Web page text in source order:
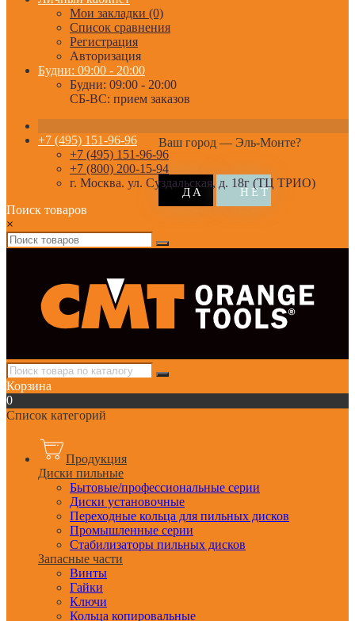
Мои закладки (0)
Список сравнения
Регистрация
Авторизация
Будни: 09:00 - 20:00
Будни: 09:00 - 20:00
СБ-ВС: прием заказов
Ваш город — Эль-Монте?
+7 (495) 151-96-96
+7 (495) 151-96-96
+7 (800) 200-15-94
г. Москва. ул. Суздальская, д. 18г (ТЦ ТРИО)
Поиск товаров
×
Корзина
0
Список категорий
Продукция
Диски пильные
Бытовые/профессиональные серии
Диски установочные
Переходные кольца для пильных дисков
Промышленные серии
Стабилизаторы пильных дисков
Запасные части
Винты
Гайки
Ключи
Кольца копировальные